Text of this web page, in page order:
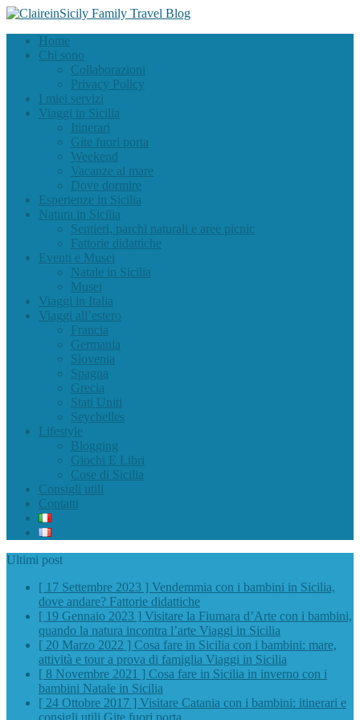
Home
Chi sono
Collaborazioni
Privacy Policy
I miei servizi
Viaggi in Sicilia
Itinerari
Gite fuori porta
Weekend
Vacanze al mare
Dove dormire
Esperienze in Sicilia
Natura in Sicilia
Sentieri, parchi naturali e aree picnic
Fattorie didattiche
Eventi e Musei
Natale in Sicilia
Musei
Viaggi in Italia
Viaggi all’estero
Francia
Germania
Slovenia
Spagna
Grecia
Stati Uniti
Seychelles
Lifestyle
Blogging
Giochi E Libri
Cose di Sicilia
Consigli utili
Contatti
Ultimi post
[ 17 Settembre 2023 ] Vendemmia con i bambini in Sicilia,
dove andare? Fattorie didattiche
[ 19 Gennaio 2023 ] Visitare la Fiumara d’Arte con i bambini,
quando la natura incontra l’arte Viaggi in Sicilia
[ 20 Marzo 2022 ] Cosa fare in Sicilia con i bambini: mare,
attività e tour a prova di famiglia Viaggi in Sicilia
[ 8 Novembre 2021 ] Cosa fare in Sicilia in inverno con i
bambini Natale in Sicilia
[ 24 Ottobre 2017 ] Visitare Catania con i bambini: itinerari e
consigli utili Gite fuori porta